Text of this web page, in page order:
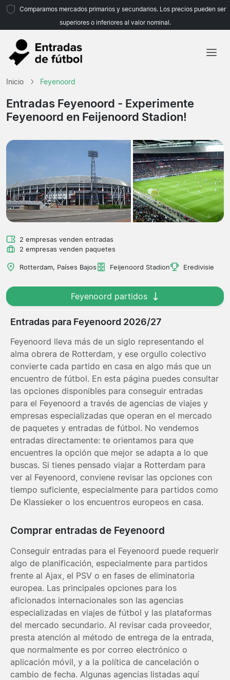
Comparamos mercados primarios y secundarios. Los precios pueden ser
superiores o inferiores al valor nominal.
Equipos
Ligas
Inicio Feyenoord
Entradas Feyenoord - Experimente
Feyenoord en Feijenoord Stadion!
2 empresas venden entradas
2 empresas venden paquetes
Rotterdam, Países Bajos Feijenoord Stadion Eredivisie
Feyenoord partidos
Entradas para Feyenoord 2026/27
Feyenoord lleva más de un siglo representando el
alma obrera de Rotterdam, y ese orgullo colectivo
convierte cada partido en casa en algo más que un
encuentro de fútbol. En esta página puedes consultar
las opciones disponibles para conseguir entradas
para el Feyenoord a través de agencias de viajes y
empresas especializadas que operan en el mercado
de paquetes y entradas de fútbol. No vendemos
entradas directamente: te orientamos para que
encuentres la opción que mejor se adapta a lo que
buscas. Si tienes pensado viajar a Rotterdam para
ver al Feyenoord, conviene revisar las opciones con
tiempo suficiente, especialmente para partidos como
De Klassieker o los encuentros europeos en casa.
Comprar entradas de Feyenoord
Conseguir entradas para el Feyenoord puede requerir
algo de planificación, especialmente para partidos
frente al Ajax, el PSV o en fases de eliminatoria
europea. Las principales opciones para los
aficionados internacionales son las agencias
especializadas en viajes de fútbol y las plataformas
del mercado secundario. Al revisar cada proveedor,
presta atención al método de entrega de la entrada,
que normalmente es por correo electrónico o
aplicación móvil, y a la política de cancelación o
cambio de fecha. Algunas agencias listadas aquí